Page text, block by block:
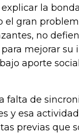
la
el gran
no
mejorar su
aporte
falta de
y esa
previas que